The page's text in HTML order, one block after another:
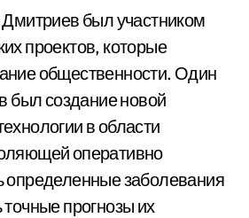
был участником
проектов, которые
общественности. Один
был создание новой
в области
оперативно
определенные заболевания
прогнозы их